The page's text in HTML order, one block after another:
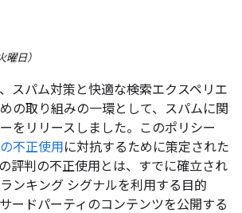
曜日）
スパム対策と快適な検索エクスペリエ
の取り組みの一環として、スパムに関
をリリースしました。このポリシー
不正使用に対抗するために策定された
評判の不正使用とは、すでに確立され
ンキング シグナルを利用する目的
ードパーティのコンテンツを公開する